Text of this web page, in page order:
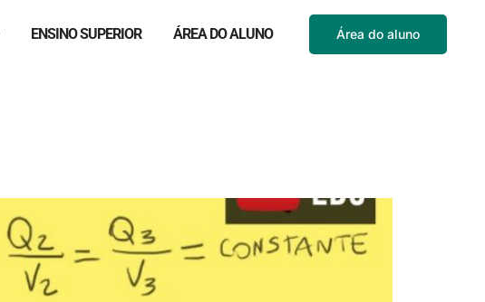
ENSINO SUPERIOR ÁREA DO ALUNO Área do aluno